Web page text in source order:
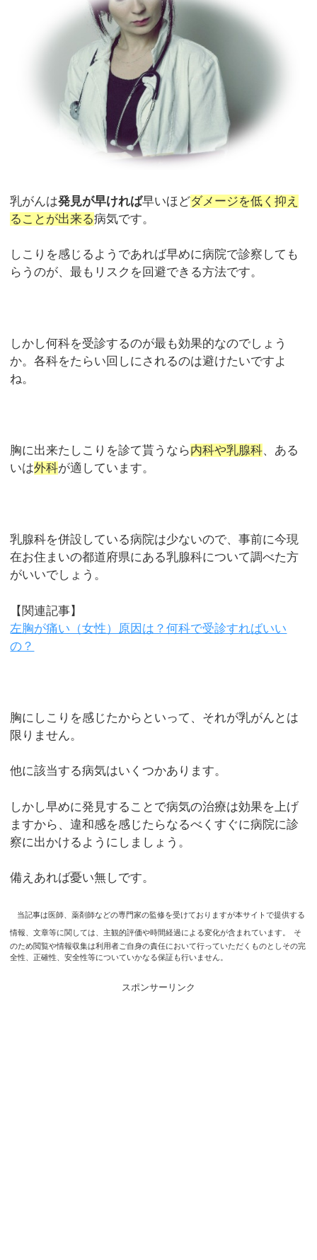
乳がんは発見が早ければ早いほどダメージを低く抑え
ることが出来る病気です。
しこりを感じるようであれば早めに病院で診察しても
らうのが、最もリスクを回避できる方法です。
しかし何科を受診するのが最も効果的なのでしょう
か。各科をたらい回しにされるのは避けたいですよ
ね。
胸に出来たしこりを診て貰うなら内科や乳腺科、ある
いは外科が適しています。
乳腺科を併設している病院は少ないので、事前に今現
在お住まいの都道府県にある乳腺科について調べた方
がいいでしょう。
【関連記事】
左胸が痛い（女性）原因は？何科で受診すればいい
の？
胸にしこりを感じたからといって、それが乳がんとは
限りません。
他に該当する病気はいくつかあります。
しかし早めに発見することで病気の治療は効果を上げ
ますから、違和感を感じたらなるべくすぐに病院に診
察に出かけるようにしましょう。
備えあれば憂い無しです。
当記事は医師、薬剤師などの専門家の監修を受けておりますが本サイトで提供する
情報、文章等に関しては、主観的評価や時間経過による変化が含まれています。
そ
のため閲覧や情報収集は利用者ご自身の責任において行っていただくものとしその完
全性、正確性、安全性等についていかなる保証も行いません。
スポンサーリンク